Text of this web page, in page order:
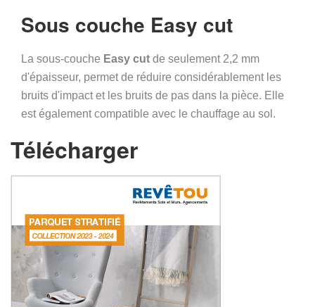
Sous couche Easy cut
La sous-couche Easy cut de seulement 2,2 mm
d'épaisseur, permet de réduire considérablement les
bruits d'impact et les bruits de pas dans la pièce. Elle
est également compatible avec le chauffage au sol.
Télécharger